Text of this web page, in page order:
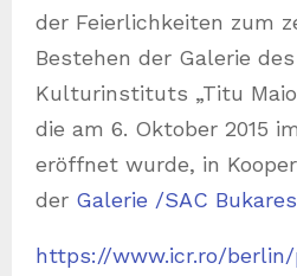
der Feierlichkeiten zum
Bestehen der Galerie
Kulturinstituts „Titu
die am 6. Oktober 2015
eröffnet wurde, in
der Galerie /SAC
https://www.icr.ro/